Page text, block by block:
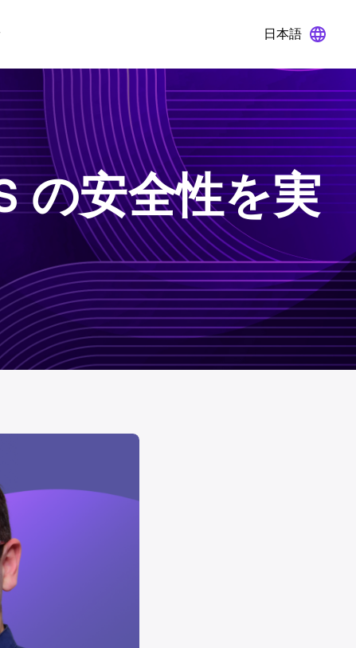
日本語
の安全性を実